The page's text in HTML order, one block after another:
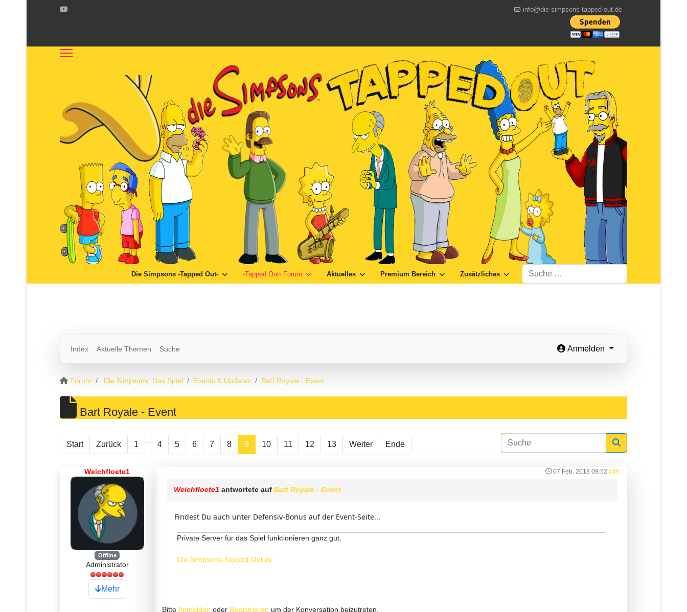
info@die-simpsons-tapped-out.de
Die Simpsons -Tapped Out- -Tapped Out- Forum Aktuelles Premium Bereich Zusätzliches
Suchen
Index Aktuelle Themen Suche Anmelden
Forum Die Simpsons: Das Spiel Events & Updates Bart Royale - Event
Bart Royale - Event
Start Zurück 1 4 5 6 7 8 9 10 11 12 13 Weiter Ende
Weichfloete1
Offline
Administrator
Mehr
07 Feb. 2018 09:52 #49
Weichfloete1 antwortete auf Bart Royale - Event
Findest Du auch unter Defensiv-Bonus auf der Event-Seite...
Private Server für das Spiel funktionieren ganz gut.
Die-Simpsons-Tapped-Out.de
BitteAnmelden oder Registrieren um der Konversation beizutreten.